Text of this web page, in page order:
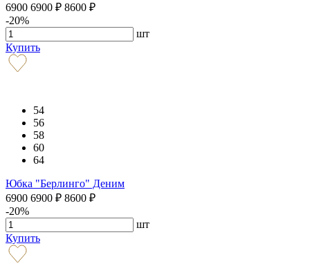
6900 6900 ₽ 8600 ₽
-20%
шт
Купить
54
56
58
60
64
Юбка "Берлинго" Деним
6900 6900 ₽ 8600 ₽
-20%
шт
Купить